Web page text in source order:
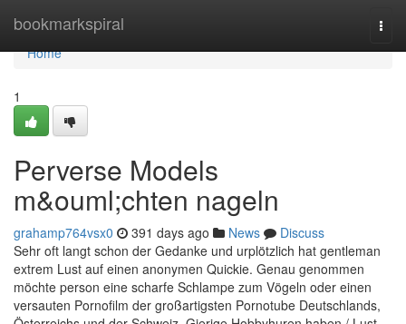
bookmarkspiral
Home
Home
1
Perverse Models
m&ouml;chten nageln
grahamp764vsx0 391 days ago News
Discuss
Sehr oft langt schon der Gedanke und urplötzlich hat gentleman
extrem Lust auf einen anonymen Quickie. Genau genommen
möchte person eine scharfe Schlampe zum Vögeln oder einen
versauten Pornofilm der großartigsten Pornotube Deutschlands,